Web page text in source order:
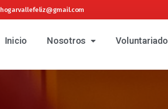
hogarvallefeliz@gmail.com
Inicio Nosotros Voluntariado